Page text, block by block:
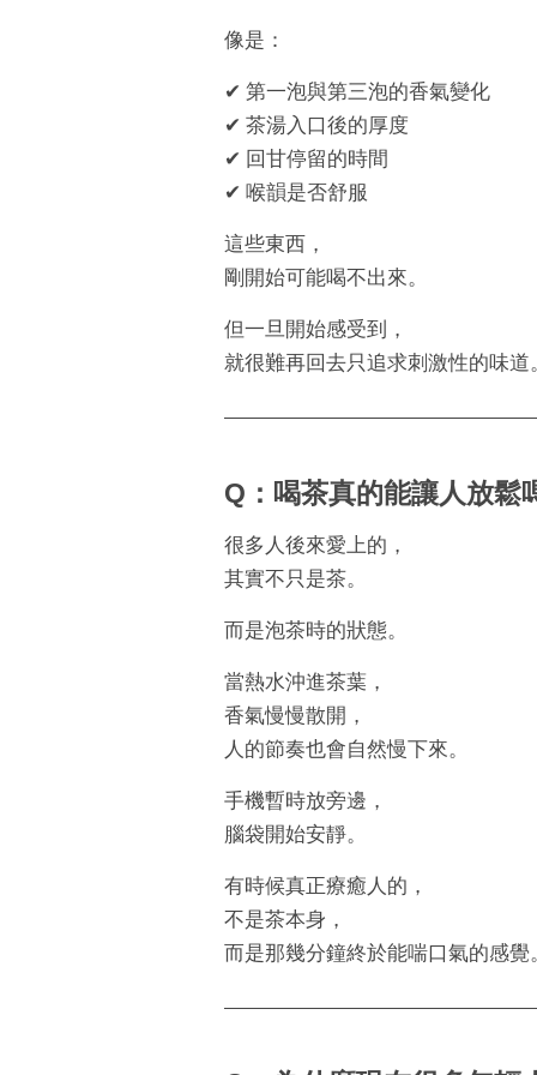
像是：
✔ 第一泡與第三泡的香氣變化
✔ 茶湯入口後的厚度
✔ 回甘停留的時間
✔ 喉韻是否舒服
這些東西，
剛開始可能喝不出來。
但一旦開始感受到，
就很難再回去只追求刺激性的味道
Q：喝茶真的能讓人放鬆
很多人後來愛上的，
其實不只是茶。
而是泡茶時的狀態。
當熱水沖進茶葉，
香氣慢慢散開，
人的節奏也會自然慢下來。
手機暫時放旁邊，
腦袋開始安靜。
有時候真正療癒人的，
不是茶本身，
而是那幾分鐘終於能喘口氣的感覺